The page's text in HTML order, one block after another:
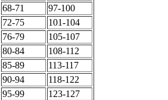
68-71
97-100
72-75
101-104
76-79
105-107
80-84
108-112
85-89
113-117
90-94
118-122
95-99
123-127